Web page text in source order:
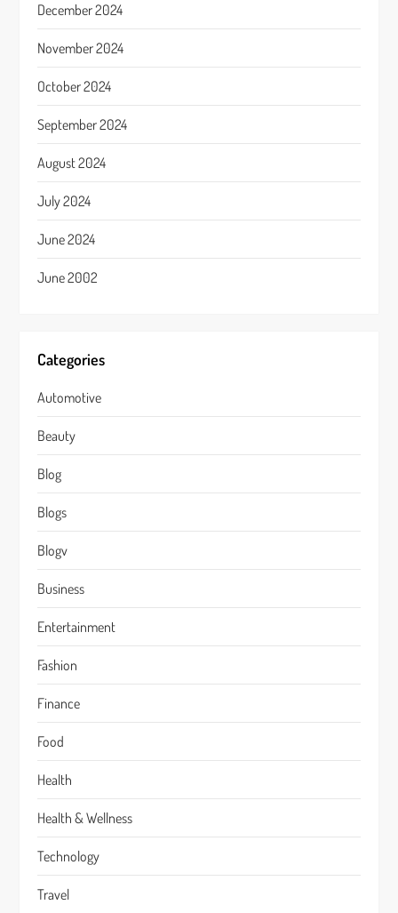
December 2024
November 2024
October 2024
September 2024
August 2024
July 2024
June 2024
June 2002
Categories
Automotive
Beauty
Blog
Blogs
Blogv
Business
Entertainment
Fashion
Finance
Food
Health
Health & Wellness
Technology
Travel